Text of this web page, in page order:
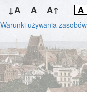
↓A A A↑ A
Warunki używania zasobów